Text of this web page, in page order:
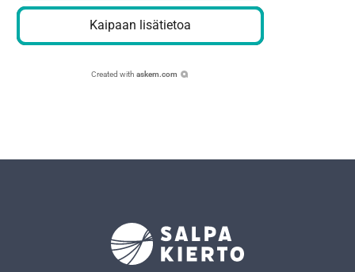
Kaipaan lisätietoa
Created with askem.com